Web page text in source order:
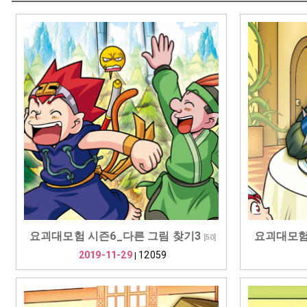
요괴대모험 시즌6_다른 그림 찾기3 [50]
2019-11-29| 12059
요괴대모